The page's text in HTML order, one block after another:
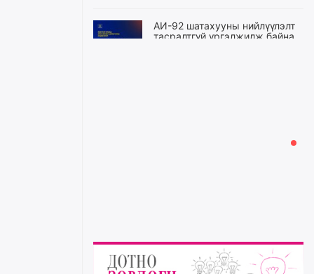
АИ-92 шатахууны нийлүүлэлт
тасралтгүй үргэлжилж байна
Нефть импортлогч компаниуд